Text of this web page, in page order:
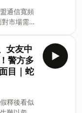
卻在昏暗
則躺在一
。」這對
多年的老
入
3pYILCc
★ 案
發ig追起來 https://bit.ly/2GCrgE6 ★
通信寬頻
，從既有
二類電信
中一項成
發，進一
慧樓管，
為智慧社
說，也能
女友中
警方多
目｜蛇
釋後看似